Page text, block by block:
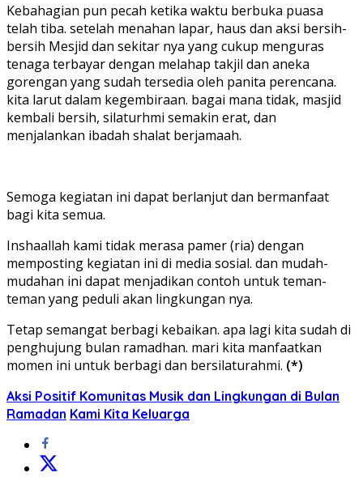
Kebahagian pun pecah ketika waktu berbuka puasa
telah tiba. setelah menahan lapar, haus dan aksi bersih-
bersih Mesjid dan sekitar nya yang cukup menguras
tenaga terbayar dengan melahap takjil dan aneka
gorengan yang sudah tersedia oleh panita perencana.
kita larut dalam kegembiraan. bagai mana tidak, masjid
kembali bersih, silaturhmi semakin erat, dan
menjalankan ibadah shalat berjamaah.
Semoga kegiatan ini dapat berlanjut dan bermanfaat
bagi kita semua.
Inshaallah kami tidak merasa pamer (ria) dengan
memposting kegiatan ini di media sosial. dan mudah-
mudahan ini dapat menjadikan contoh untuk teman-
teman yang peduli akan lingkungan nya.
Tetap semangat berbagi kebaikan. apa lagi kita sudah di
penghujung bulan ramadhan. mari kita manfaatkan
momen ini untuk berbagi dan bersilaturahmi. (*)
Aksi Positif Komunitas Musik dan Lingkungan di Bulan
Ramadan Kami Kita Keluarga